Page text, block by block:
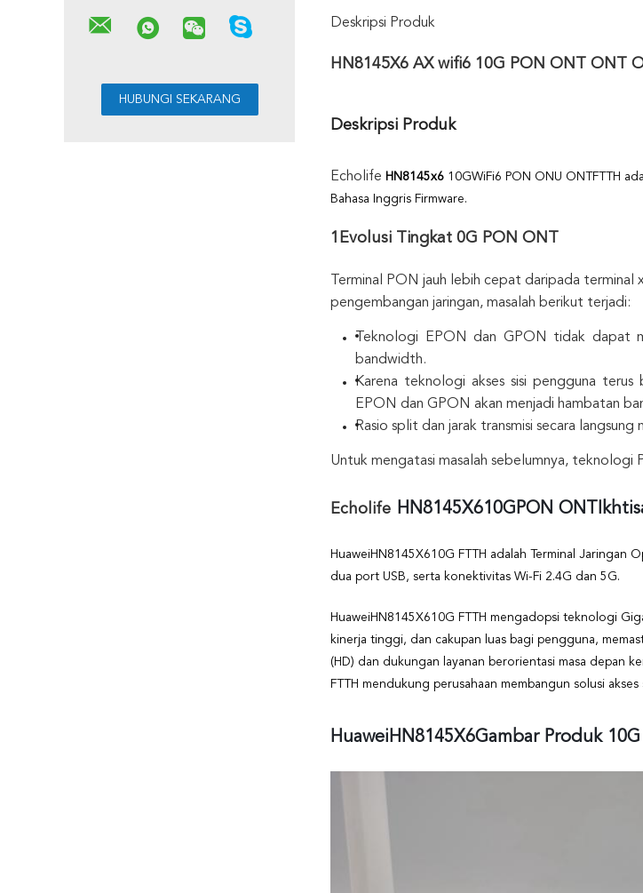
Deskripsi Produk
HN8145X6 AX wifi6 10G PON ONT
Deskripsi Produk
Echolife HN8145x6 10GWiFi6 PON ONU ONT FTTH
Bahasa Inggris Firmware.
1 Evolusi Tingkat 0G PON ONT
Terminal PON jauh lebih cepat daripada
pengembangan jaringan, masalah berikut terjadi:
Teknologi EPON dan GPON tidak dapat
bandwidth.
Karena teknologi akses sisi pengguna
EPON dan GPON akan menjadi hambatan
Rasio split dan jarak transmisi secara
Untuk mengatasi masalah sebelumnya,
Echolife HN8145X610GPON ONT
Huawei HN8145X610G FTTH adalah Terminal Jaringan
dua port USB, serta konektivitas Wi-Fi 2.4G dan 5G.
Huawei HN8145X610G FTTH mengadopsi teknologi
kinerja tinggi, dan cakupan luas bagi pengguna,
(HD) dan dukungan layanan berorientasi masa depan
FTTH mendukung perusahaan membangun solusi
HuaweiHN8145X6Gambar Produk